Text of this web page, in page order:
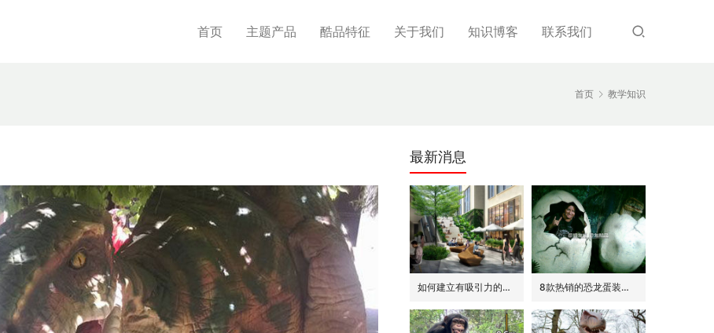
首页 主题产品 酷品特征 关于我们 知识博客 联系我们
首页 教学知识
最新消息
如何建立有吸引力的商场外围(恐龙或流行主题) 8款热销的恐龙蛋装饰(模型/雕塑)供参考